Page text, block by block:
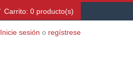
Carrito: 0 producto(s)
Inicie sesión o regístrese